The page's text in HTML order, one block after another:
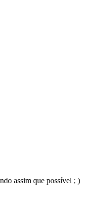
assim que possível ; )